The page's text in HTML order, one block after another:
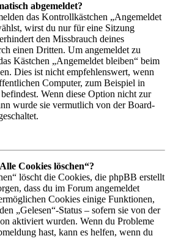
abgemeldet?
das Kontrollkästchen „Angemeldet
wirst du nur für eine Sitzung
den Missbrauch deines
einen Dritten. Um angemeldet zu
Kästchen „Angemeldet bleiben“ beim
Dies ist nicht empfehlenswert, wenn
Computer, zum Beispiel in
Wenn diese Option nicht zur
wurde sie vermutlich von der Board-
Cookies löschen“?
löscht die Cookies, die phpBB erstellt
dass du im Forum angemeldet
Cookies einige Funktionen,
„Gelesen“-Status – sofern sie von der
aktiviert wurden. Wenn du Probleme
hast, kann es helfen, wenn du